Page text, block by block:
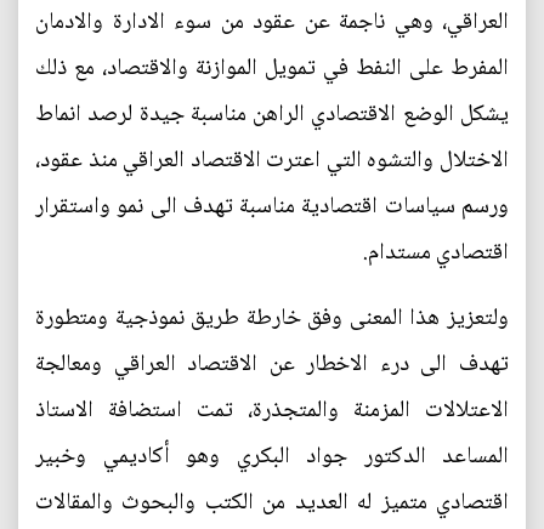
العراقي، وهي ناجمة عن عقود من سوء الادارة والادمان
المفرط على النفط في تمويل الموازنة والاقتصاد، مع ذلك
يشكل الوضع الاقتصادي الراهن مناسبة جيدة لرصد انماط
الاختلال والتشوه التي اعترت الاقتصاد العراقي منذ عقود،
ورسم سياسات اقتصادية مناسبة تهدف الى نمو واستقرار
اقتصادي مستدام.
ولتعزيز هذا المعنى وفق خارطة طريق نموذجية ومتطورة
تهدف الى درء الاخطار عن الاقتصاد العراقي ومعالجة
الاعتلالات المزمنة والمتجذرة، تمت استضافة الاستاذ
المساعد الدكتور جواد البكري وهو أكاديمي وخبير
اقتصادي متميز له العديد من الكتب والبحوث والمقالات